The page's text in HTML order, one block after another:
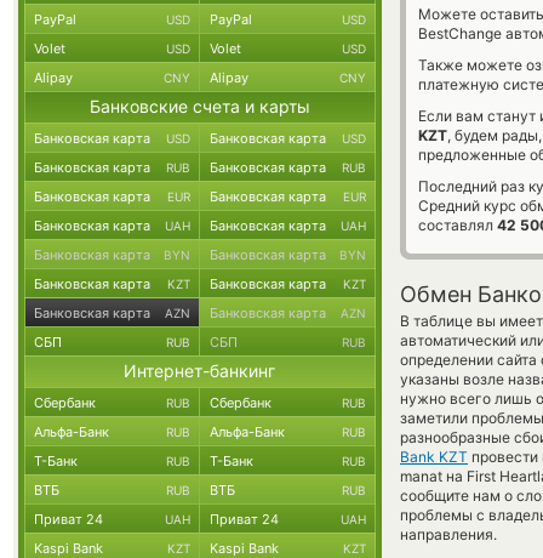
Можете
BestChange
Также можете
платежную
Если вам
KZT, будем
предложенные
Последний раз
Средний курс
составлял 42
Обмен
В таблице вы
автоматический
определении
указаны возле
нужно всего лишь
заметили
разнообразные
Bank KZT
manat на First
сообщите нам о
проблемы с
направления.
PayPal USD PayPal USD
Volet USD Volet USD
Alipay CNY Alipay CNY
Банковские счета и карты
Банковская карта USD Банковская карта USD
Банковская карта RUB Банковская карта RUB
Банковская карта EUR Банковская карта EUR
Банковская карта UAH Банковская карта UAH
Банковская карта BYN Банковская карта BYN
Банковская карта KZT Банковская карта KZT
Банковская карта AZN Банковская карта AZN
СБП RUB СБП RUB
Интернет-банкинг
Сбербанк RUB Сбербанк RUB
Альфа-Банк RUB Альфа-Банк RUB
Т-Банк RUB Т-Банк RUB
ВТБ RUB ВТБ RUB
Приват 24 UAH Приват 24 UAH
Kaspi Bank KZT Kaspi Bank KZT